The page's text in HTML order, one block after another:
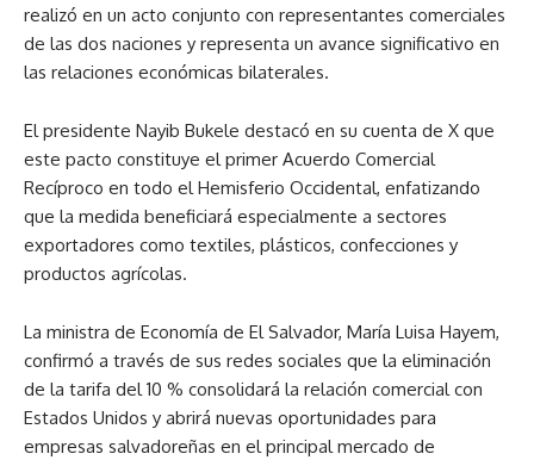
realizó en un acto conjunto con representantes comerciales
de las dos naciones y representa un avance significativo en
las relaciones económicas bilaterales.
El presidente Nayib Bukele destacó en su cuenta de X que
este pacto constituye el primer Acuerdo Comercial
Recíproco en todo el Hemisferio Occidental, enfatizando
que la medida beneficiará especialmente a sectores
exportadores como textiles, plásticos, confecciones y
productos agrícolas.
La ministra de Economía de El Salvador, María Luisa Hayem,
confirmó a través de sus redes sociales que la eliminación
de la tarifa del 10 % consolidará la relación comercial con
Estados Unidos y abrirá nuevas oportunidades para
empresas salvadoreñas en el principal mercado de